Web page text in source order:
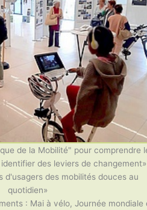
de la Mobilité" pour comprendre
des leviers de changement»
d'usagers des mobilités douces au
quotidien»
: Mai à vélo, Journée mondiale